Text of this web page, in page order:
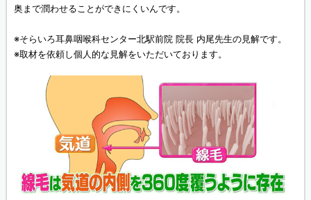
奥まで潤わせることができにくいんです。
※そらいろ耳鼻咽喉科センター北駅前院 院長 内尾先生の見解です。
※取材を依頼し個人的な見解をいただいております。